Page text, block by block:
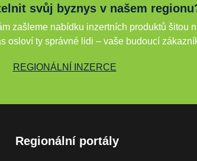
svůj byznys v našem
zašleme nabídku inzertních produktů šitou
osloví ty správné lidi – vaše budoucí
REGIONÁLNÍ INZERCE
Regionální portály